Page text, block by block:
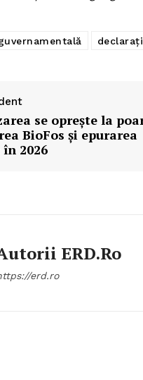
se oprește la
BioFos și epurarea
2026
ERD.ro
erd.ro